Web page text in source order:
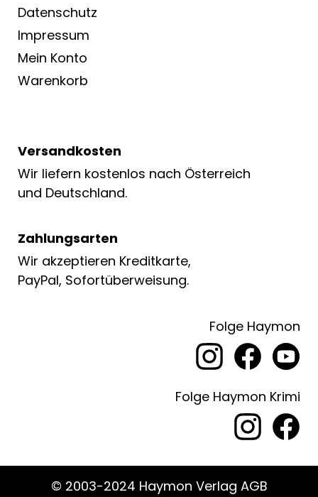
Datenschutz
Impressum
Mein Konto
Warenkorb
Versandkosten
Wir liefern kostenlos nach Österreich
und Deutschland.
Zahlungsarten
Wir akzeptieren Kreditkarte,
PayPal, Sofortüberweisung.
Folge Haymon
Folge Haymon Krimi
© 2003-2024 Haymon Verlag AGB